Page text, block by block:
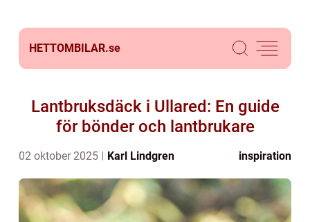
HETTOMBILAR.se
Lantbruksdäck i Ullared: En guide
för bönder och lantbrukare
02 oktober 2025 Karl Lindgren inspiration